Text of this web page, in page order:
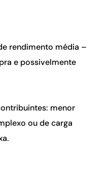
rendimento média –
e possivelmente
menor
ou de carga